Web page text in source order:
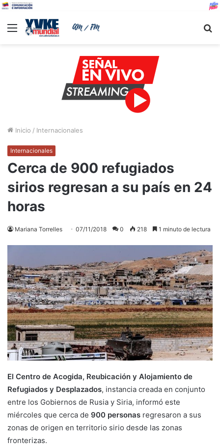
Menu
Inicio / Internacionales
Internacionales
Cerca de 900 refugiados
sirios regresan a su país en 24
horas
Mariana Torrelles 07/11/2018 0 218 1 minuto de lectura
El Centro de Acogida, Reubicación y Alojamiento de
Refugiados y Desplazados, instancia creada en conjunto
entre los Gobiernos de Rusia y Siria, informó este
miércoles que cerca de 900 personas regresaron a sus
zonas de origen en territorio sirio desde las zonas
fronterizas.